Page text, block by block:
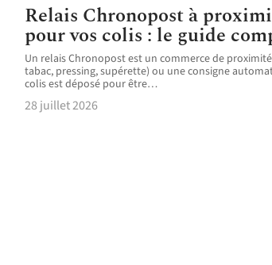
Relais Chronopost à
pour vos colis : le guide
Un relais Chronopost est un commerce de
tabac, pressing, supérette) ou une consigne
colis est déposé pour être…
28 juillet 2026